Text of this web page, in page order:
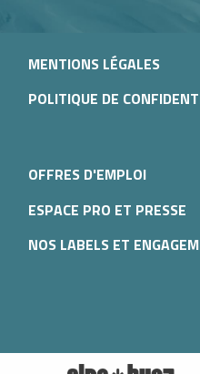
MENTIONS LÉGALES
POLITIQUE DE
OFFRES D'EMPLOI
ESPACE PRO ET PRESSE
NOS LABELS ET